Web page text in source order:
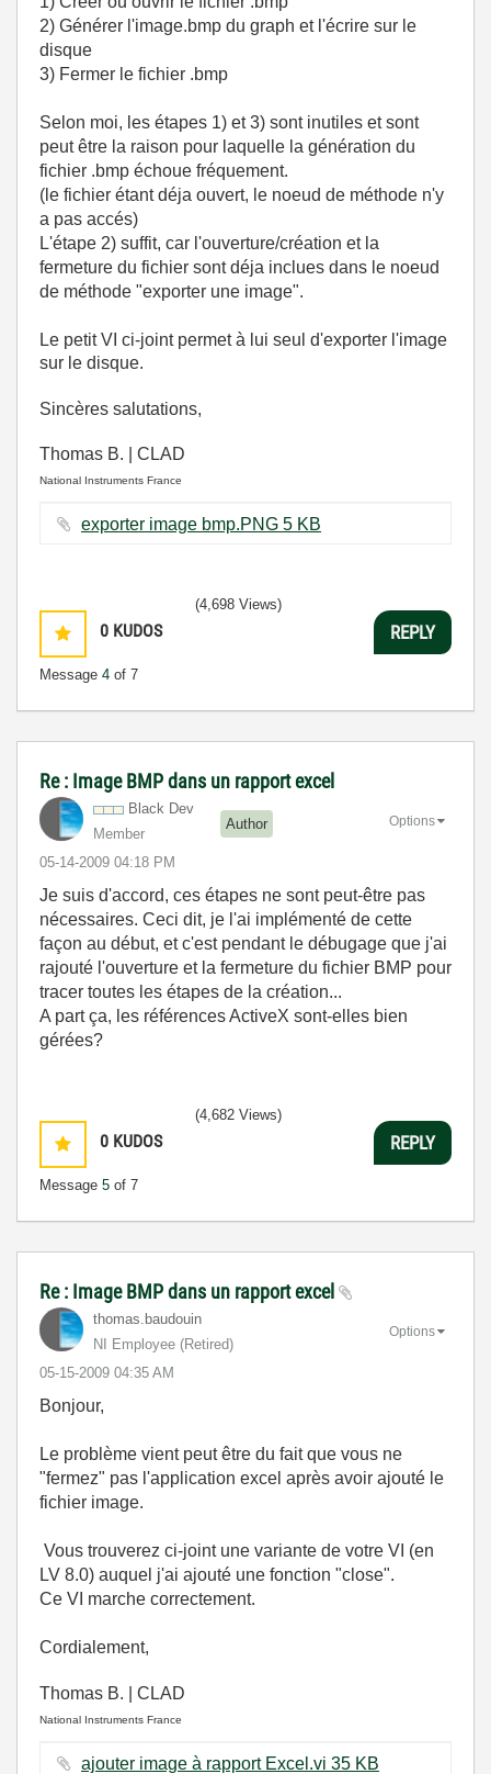
2) Générer l'image.bmp du graph et l'écrire sur le
disque
3) Fermer le fichier .bmp
Selon moi, les étapes 1) et 3) sont inutiles et sont
peut être la raison pour laquelle la génération du
fichier .bmp échoue fréquement.
(le fichier étant déja ouvert, le noeud de méthode n'y
a pas accés)
L'étape 2) suffit, car l'ouverture/création et la
fermeture du fichier sont déja inclues dans le noeud
de méthode "exporter une image".
Le petit VI ci-joint permet à lui seul d'exporter l'image
sur le disque.
Sincères salutations,
Thomas B. | CLAD
National Instruments France
exporter image bmp.PNG ‏5 KB
0 KUDOS
Message 4 of 7
(4,698 Views)
REPLY
Re : Image BMP dans un rapport excel
Black Dev
Member
Author
‎05-14-2009 04:18 PM
Options
Je suis d'accord, ces étapes ne sont peut-être pas
nécessaires. Ceci dit, je l'ai implémenté de cette
façon au début, et c'est pendant le débugage que j'ai
rajouté l'ouverture et la fermeture du fichier BMP pour
tracer toutes les étapes de la création...
A part ça, les références ActiveX sont-elles bien
gérées?
0 KUDOS
Message 5 of 7
(4,682 Views)
REPLY
Re : Image BMP dans un rapport excel
thomas.baudouin
NI Employee (retired)
‎05-15-2009 04:35 AM
Options
Bonjour,
Le problème vient peut être du fait que vous ne
"fermez" pas l'application excel après avoir ajouté le
fichier image.
Vous trouverez ci-joint une variante de votre VI (en
LV 8.0) auquel j'ai ajouté une fonction "close".
Ce VI marche correctement.
Cordialement,
Thomas B. | CLAD
National Instruments France
ajouter image à rapport Excel.vi ‏35 KB